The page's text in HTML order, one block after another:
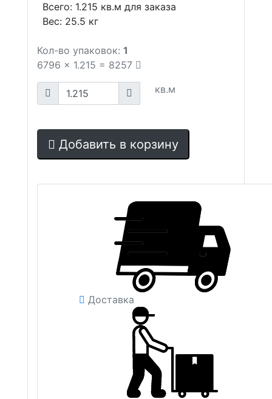
Всего: 1.215 кв.м для заказа
Вес: 25.5 кг
Кол-во упаковок: 1
6796 x 1.215 = 8257
кв.м
Добавить в корзину
Доставка